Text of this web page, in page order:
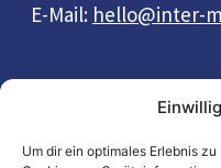
Um dir ein optimales Erlebnis
Kompakt & luftig
E-Mail: hello@inter-
Quick Links
Wissen